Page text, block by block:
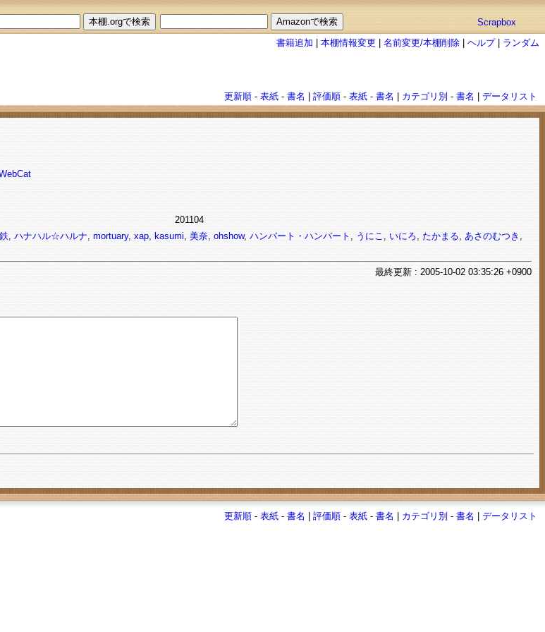
Scrapbox
書籍追加 |本棚情報変更 |名前変更/本棚削除 |ヘルプ| ランダム
更新順 -表紙 -書名 |評価順 -表紙 -書名 カテゴリ別 -書名 |データリスト
201104
, ハナハル☆ハルナ, mortuary, xap, kasumi, 美奈, ohshow, ハンバート・ハンバート , うにこ , いにろ, たかまる, あさのむつき ,
最終更新: 2005-10-02 03:35:26 +0900
更新順 -表紙 -書名 |評価順 -表紙 -書名 カテゴリ別 -書名 |データリスト